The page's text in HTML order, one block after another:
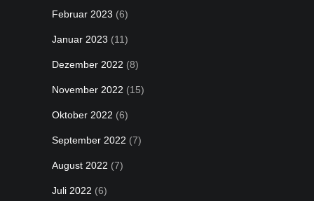
Februar 2023 (6)
Januar 2023 (11)
Dezember 2022 (8)
November 2022 (15)
Oktober 2022 (6)
September 2022 (7)
August 2022 (7)
Juli 2022 (6)